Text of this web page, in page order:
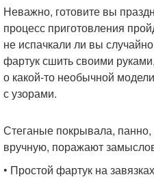
Двусторонний фартук
Фартук без выкройки
Фартук для официанта
Неважно, готовите вы
процесс приготовления
не испачкали ли вы
фартук сшить своими
о какой-то необычной
с узорами.
Стеганые покрывала,
вручную, поражают
• Простой фартук на завязках